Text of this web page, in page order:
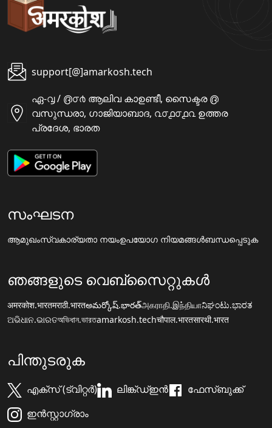
support[@]amarkosh.tech
ഏ-൮ / ൫൦൪ ആലിവ കാഉണ്ടീ, സൈക്ടര ൫
വസുന്ധരാ, ഗാജിയാബാദ, ൨൦൧൦൧൨ ഉത്തര
പ്രദേശ, ഭാരത
സംഘടന
ആമുഖംസ്വകാര്യതാ നയംഉപയോഗ നിയമങ്ങൾബന്ധപ്പെടുക
ഞങ്ങളുടെ വെബ്സൈറ്റുകൾ
अमरकोश.भारतमराठी.भारतఅమర్కోష్.భారత్அகராதி.இந்தியாನಿಘಂಟು.ಭಾರತ
ଅଭିଧାନ.ଭାରତঅভিধান.ভারতamarkosh.techचौपाल.भारतसारथी.भारत
പിന്തുടരുക
എക്സ് (ട്വിറ്റർ) ലിങ്ക്ഡ്ഇൻ
ഫേസ്ബുക്ക്
ഇൻസ്റ്റാഗ്രാം